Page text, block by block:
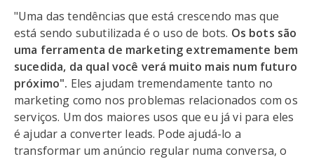
"Uma das tendências que está crescendo mas que
está sendo subutilizada é o uso de bots. Os bots são
uma ferramenta de marketing extremamente bem
sucedida, da qual você verá muito mais num futuro
próximo". Eles ajudam tremendamente tanto no
marketing como nos problemas relacionados com os
serviços. Um dos maiores usos que eu já vi para eles
é ajudar a converter leads. Pode ajudá-lo a
transformar um anúncio regular numa conversa, o